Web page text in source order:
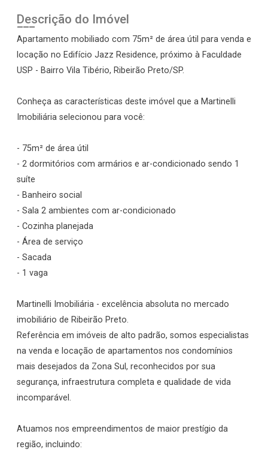
Descrição do Imóvel
Apartamento mobiliado com 75m² de área útil para venda e
locação no Edifício Jazz Residence, próximo à Faculdade
USP - Bairro Vila Tibério, Ribeirão Preto/SP.
Conheça as características deste imóvel que a Martinelli
Imobiliária selecionou para você:
- 75m² de área útil
- 2 dormitórios com armários e ar-condicionado sendo 1
suíte
- Banheiro social
- Sala 2 ambientes com ar-condicionado
- Cozinha planejada
- Área de serviço
- Sacada
- 1 vaga
Martinelli Imobiliária - excelência absoluta no mercado
imobiliário de Ribeirão Preto.
Referência em imóveis de alto padrão, somos especialistas
na venda e locação de apartamentos nos condomínios
mais desejados da Zona Sul, reconhecidos por sua
segurança, infraestrutura completa e qualidade de vida
incomparável.
Atuamos nos empreendimentos de maior prestígio da
região, incluindo: